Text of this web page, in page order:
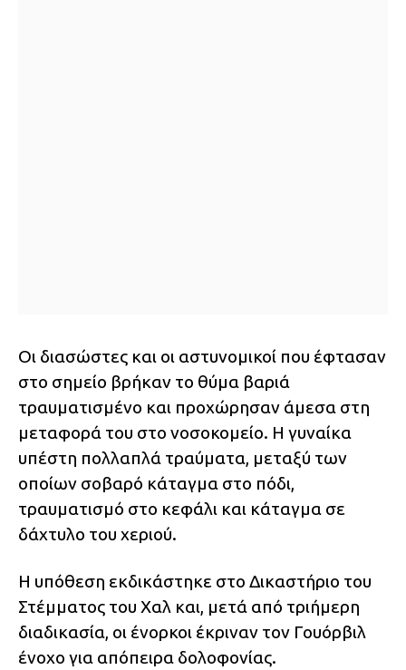
Οι διασώστες και οι αστυνομικοί που έφτασαν
στο σημείο βρήκαν το θύμα βαριά
τραυματισμένο και προχώρησαν άμεσα στη
μεταφορά του στο νοσοκομείο. Η γυναίκα
υπέστη πολλαπλά τραύματα, μεταξύ των
οποίων σοβαρό κάταγμα στο πόδι,
τραυματισμό στο κεφάλι και κάταγμα σε
δάχτυλο του χεριού.
Η υπόθεση εκδικάστηκε στο Δικαστήριο του
Στέμματος του Χαλ και, μετά από τριήμερη
διαδικασία, οι ένορκοι έκριναν τον Γουόρβιλ
ένοχο για απόπειρα δολοφονίας.